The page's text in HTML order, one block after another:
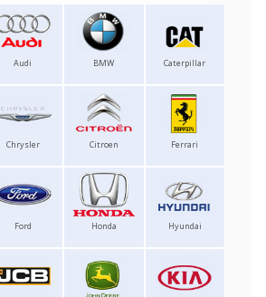
Audi BMW Caterpillar
Chrysler Citroen Ferrari
Ford Honda Hyundai